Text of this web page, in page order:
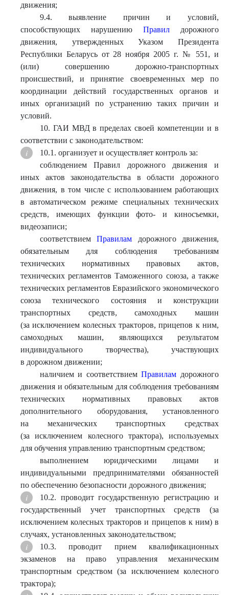
движения;
9.4. выявление причин и условий,
способствующих нарушению Правил дорожного
движения, утвержденных Указом Президента
Республики Беларусь от 28 ноября 2005 г. № 551, и
(или) совершению дорожно-транспортных
происшествий, и принятие своевременных мер по
координации действий государственных органов и
иных организаций по устранению таких причин и
условий.
10. ГАИ МВД в пределах своей компетенции и в
соответствии с законодательством:
10.1. организует и осуществляет контроль за:
соблюдением Правил дорожного движения и
иных актов законодательства в области дорожного
движения, в том числе с использованием работающих
в автоматическом режиме специальных технических
средств, имеющих функции фото- и киносъемки,
видеозаписи;
соответствиемПравилам дорожного движения,
обязательным для соблюдения требованиям
технических нормативных правовых актов,
технических регламентов Таможенного союза, а также
технических регламентов Евразийского экономического
союза технического состояния и конструкции
транспортных средств, самоходных машин
(за исключением колесных тракторов, прицепов к ним,
самоходных машин, являющихся результатом
индивидуального творчества), участвующих
в дорожном движении;
наличием и соответствиемПравилам дорожного
движения и обязательным для соблюдения требованиям
технических нормативных правовых актов
дополнительного оборудования, установленного
на механических транспортных средствах
(за исключением колесного трактора), используемых
для обучения управлению транспортным средством;
выполнением юридическими лицами и
индивидуальными предпринимателями обязанностей
по обеспечению безопасности дорожного движения;
10.2. проводит государственную регистрацию и
государственный учет транспортных средств (за
исключением колесных тракторов и прицепов к ним) в
случаях, установленных законодательством;
10.3. проводит прием квалификационных
экзаменов на право управления механическим
транспортным средством (за исключением колесного
трактора);